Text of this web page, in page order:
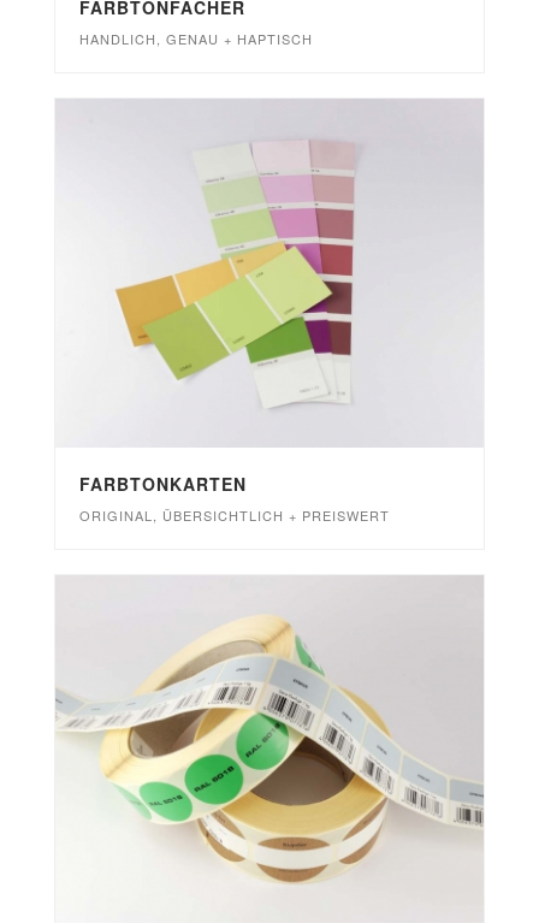
FARBTONFÄCHER
HANDLICH, GENAU + HAPTISCH
FARBTONKARTEN
ORIGINAL, ÜBERSICHTLICH + PREISWERT